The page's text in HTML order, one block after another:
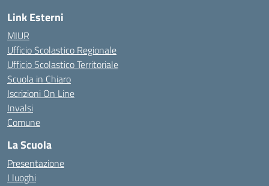
Link Esterni
MIUR
Ufficio Scolastico Regionale
Ufficio Scolastico Territoriale
Scuola in Chiaro
Iscrizioni On Line
Invalsi
Comune
La Scuola
Presentazione
I luoghi